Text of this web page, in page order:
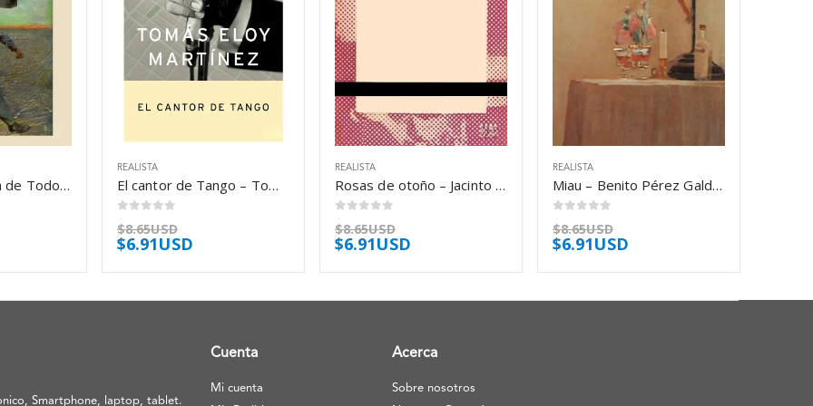
El viajero del día de Todos los Santos – Georges Simenon
REALISTA
El cantor de Tango – Tomás Eloy Martínez
$8.65USD
$6.91USD
REALISTA
Rosas de otoño – Jacinto Benavente
$8.65USD
$6.91USD
REALISTA
Miau – Benito Pérez Galdós
$8.65USD
$6.91USD
Smartphone, laptop, tablet.
Cuenta
Mi cuenta
Acerca
Sobre nosotros